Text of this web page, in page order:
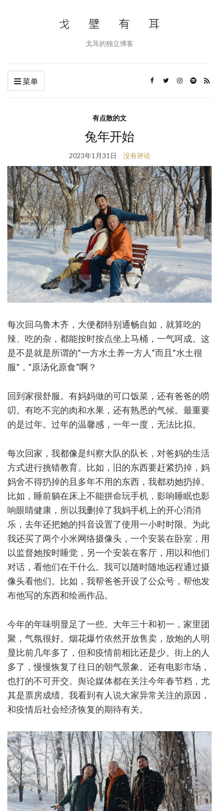
戈耳的独立博客
菜单
有点散的文
兔年开始
2023年1月31日 没有评论
每次回乌鲁木齐，大便都特别通畅自如，就算吃的
辣、吃的杂，都能按时按点坐上马桶，一气呵成。这
是不是就是所谓的“一方水土养一方人”而且“水土很
服”，“原汤化原食”啊？
回到家很舒服。有妈妈做的可口饭菜，还有爸爸的唠
叨。有吃不完的肉和水果，还有熟悉的气候。最重要
的是过年。过年的温馨感，一年一度，无法比拟。
每次回家，我都像是纠察大队的队长，对爸妈的生活
方式进行挑错教育。比如，旧的东西要赶紧扔掉，妈
妈舍不得扔掉的且多年不用的东西，我都劝她扔掉。
比如，睡前躺在床上不能拼命玩手机，影响睡眠也影
响眼睛健康，所以我删掉了我妈手机上的开心消消
乐，去年还把她的抖音设置了使用一小时时限。为此
我还买了两个小米网络摄像头，一个安装在卧室，用
以监督她按时睡觉，另一个安装在客厅，用以和他们
对话，看他们在干什么。我可以随时随地远程通过摄
像头看他们。比如，我帮爸爸开设了公众号，帮他发
布他写的东西和绘画作品。
今年的年味明显足了一些。大年三十和初一，家里团
聚，气氛很好。烟花爆竹依然开放售卖，放炮的人明
显比前几年多了，但和疫情前相比还是少。街上的人
多了，慢慢恢复了往日的朝气景象。还有电影市场，
也打的不可开交。舆论媒体都在关注今年春节档，尤
其是票房成绩。我看到有人说大家异常关注的原因，
和疫情后社会经济恢复的期待有关。